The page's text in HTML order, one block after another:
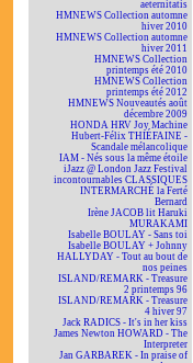
aeternitatis
HMNEWS Collection automne
hiver 2010
HMNEWS Collection automne
hiver 2011
HMNEWS Collection
printemps été 2010
HMNEWS Collection
printemps été 2012
HMNEWS Nouveautés août
décembre 2009
HONDA HRV Joy Machine
Hubert-Félix THIÉFAINE -
Scandale mélancolique
IAM - Nés sous la même étoile
iJazz @ London Jazz Festival
incontournables CLASSIQUES
INTERMARCHÉ la Ferté
Bernard
Irène JACOB lit Haruki
MURAKAMI
Isabelle BOULAY - Sans toi
Isabelle BOULAY + Johnny
HALLYDAY - Tout au bout de
nos peines
ISLAND/REMARK - Treasure
2 printemps 96
ISLAND/REMARK - Treasure
4 hiver 97
Jack RADICS - It's in her kiss
James Newton HOWARD - The
Interpreter
Jan GARBAREK - In praise of